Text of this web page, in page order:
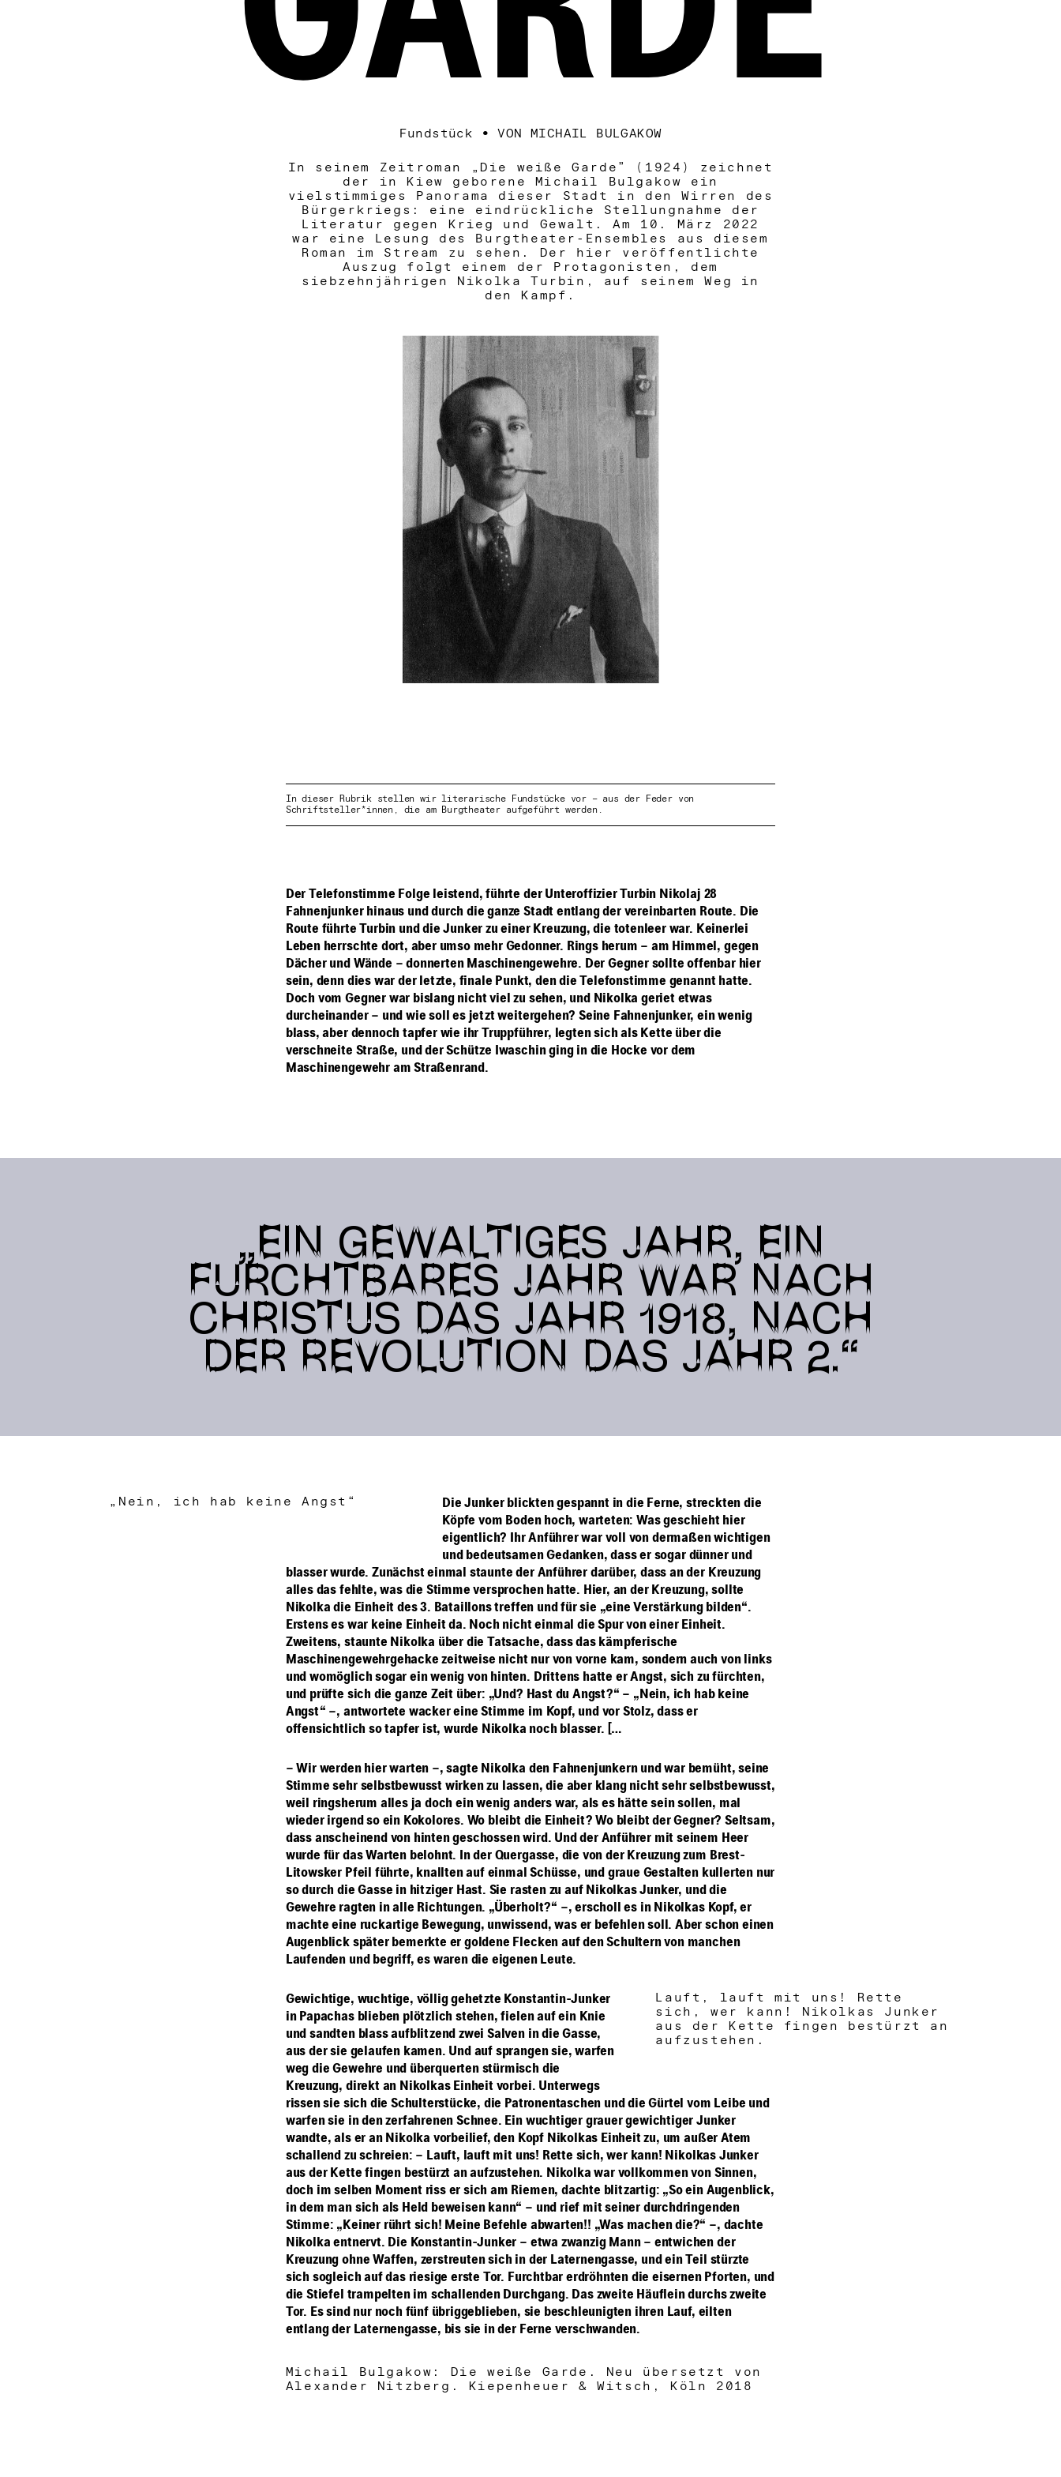
Fundstück • VON MICHAIL BULGAKOW
In seinem Zeitroman „Die weiße Garde” (1924) zeichnet
der in Kiew geborene Michail Bulgakow ein
vielstimmiges Panorama dieser Stadt in den Wirren des
Bürgerkriegs: eine eindrückliche Stellungnahme der
Literatur gegen Krieg und Gewalt. Am 10. März 2022
war eine Lesung des Burgtheater-Ensembles aus diesem
Roman im Stream zu sehen. Der hier veröffentlichte
Auszug folgt einem der Protagonisten, dem
siebzehnjährigen Nikolka Turbin, auf seinem Weg in
den Kampf.
In dieser Rubrik stellen wir literarische Fundstücke vor – aus der Feder von
Schriftsteller*innen, die am Burgtheater aufgeführt werden.
Der Telefonstimme Folge leistend, führte der Unteroffizier Turbin Nikolaj 28
Fahnenjunker hinaus und durch die ganze Stadt entlang der vereinbarten Route. Die
Route führte Turbin und die Junker zu einer Kreuzung, die totenleer war. Keinerlei
Leben herrschte dort, aber umso mehr Gedonner. Rings herum – am Himmel, gegen
Dächer und Wände – donnerten Maschinengewehre. Der Gegner sollte offenbar hier
sein, denn dies war der letzte, finale Punkt, den die Telefonstimme genannt hatte.
Doch vom Gegner war bislang nicht viel zu sehen, und Nikolka geriet etwas
durcheinander – und wie soll es jetzt weitergehen? Seine Fahnenjunker, ein wenig
blass, aber dennoch tapfer wie ihr Truppführer, legten sich als Kette über die
verschneite Straße, und der Schütze Iwaschin ging in die Hocke vor dem
Maschinengewehr am Straßenrand.
„EIN GEWALTIGES JAHR, EIN
FURCHTBARES JAHR WAR NACH
CHRISTUS DAS JAHR 1918, NACH
DER REVOLUTION DAS JAHR 2.“
„Nein, ich hab keine Angst“
Die Junker blickten gespannt in die Ferne, streckten die
Köpfe vom Boden hoch, warteten: Was geschieht hier
eigentlich? Ihr Anführer war voll von dermaßen wichtigen
und bedeutsamen Gedanken, dass er sogar dünner und
blasser wurde. Zunächst einmal staunte der Anführer darüber, dass an der Kreuzung
alles das fehlte, was die Stimme versprochen hatte. Hier, an der Kreuzung, sollte
Nikolka die Einheit des 3. Bataillons treffen und für sie „eine Verstärkung bilden“.
Erstens es war keine Einheit da. Noch nicht einmal die Spur von einer Einheit.
Zweitens, staunte Nikolka über die Tatsache, dass das kämpferische
Maschinengewehrgehacke zeitweise nicht nur von vorne kam, sondern auch von links
und womöglich sogar ein wenig von hinten. Drittens hatte er Angst, sich zu fürchten,
und prüfte sich die ganze Zeit über: „Und? Hast du Angst?“ – „Nein, ich hab keine
Angst“ –, antwortete wacker eine Stimme im Kopf, und vor Stolz, dass er
offensichtlich so tapfer ist, wurde Nikolka noch blasser. […
– Wir werden hier warten –, sagte Nikolka den Fahnenjunkern und war bemüht, seine
Stimme sehr selbstbewusst wirken zu lassen, die aber klang nicht sehr selbstbewusst,
weil ringsherum alles ja doch ein wenig anders war, als es hätte sein sollen, mal
wieder irgend so ein Kokolores. Wo bleibt die Einheit? Wo bleibt der Gegner? Seltsam,
dass anscheinend von hinten geschossen wird. Und der Anführer mit seinem Heer
wurde für das Warten belohnt. In der Quergasse, die von der Kreuzung zum Brest-
Litowsker Pfeil führte, knallten auf einmal Schüsse, und graue Gestalten kullerten nur
so durch die Gasse in hitziger Hast. Sie rasten zu auf Nikolkas Junker, und die
Gewehre ragten in alle Richtungen. „Überholt?“ –, erscholl es in Nikolkas Kopf, er
machte eine ruckartige Bewegung, unwissend, was er befehlen soll. Aber schon einen
Augenblick später bemerkte er goldene Flecken auf den Schultern von manchen
Laufenden und begriff, es waren die eigenen Leute.
Lauft, lauft mit uns! Rette
sich, wer kann! Nikolkas Junker
aus der Kette fingen bestürzt an
aufzustehen.
Gewichtige, wuchtige, völlig gehetzte Konstantin-Junker
in Papachas blieben plötzlich stehen, fielen auf ein Knie
und sandten blass aufblitzend zwei Salven in die Gasse,
aus der sie gelaufen kamen. Und auf sprangen sie, warfen
weg die Gewehre und überquerten stürmisch die
Kreuzung, direkt an Nikolkas Einheit vorbei. Unterwegs
rissen sie sich die Schulterstücke, die Patronentaschen und die Gürtel vom Leibe und
warfen sie in den zerfahrenen Schnee. Ein wuchtiger grauer gewichtiger Junker
wandte, als er an Nikolka vorbeilief, den Kopf Nikolkas Einheit zu, um außer Atem
schallend zu schreien: – Lauft, lauft mit uns! Rette sich, wer kann! Nikolkas Junker
aus der Kette fingen bestürzt an aufzustehen. Nikolka war vollkommen von Sinnen,
doch im selben Moment riss er sich am Riemen, dachte blitzartig: „So ein Augenblick,
in dem man sich als Held beweisen kann“ – und rief mit seiner durchdringenden
Stimme: „Keiner rührt sich! Meine Befehle abwarten!! „Was machen die?“ –, dachte
Nikolka entnervt. Die Konstantin-Junker – etwa zwanzig Mann – entwichen der
Kreuzung ohne Waffen, zerstreuten sich in der Laternengasse, und ein Teil stürzte
sich sogleich auf das riesige erste Tor. Furchtbar erdröhnten die eisernen Pforten, und
die Stiefel trampelten im schallenden Durchgang. Das zweite Häuflein durchs zweite
Tor. Es sind nur noch fünf übriggeblieben, sie beschleunigten ihren Lauf, eilten
entlang der Laternengasse, bis sie in der Ferne verschwanden.
Michail Bulgakow: Die weiße Garde. Neu übersetzt von
Alexander Nitzberg. Kiepenheuer & Witsch, Köln 2018